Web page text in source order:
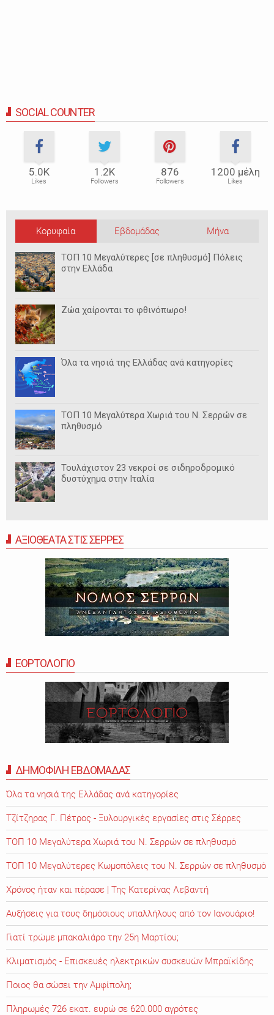
SOCIAL COUNTER
5.0Κ
Likes
1.2Κ
Followers
876
Followers
1200 μέλη
Likes
Κορυφαία Εβδομάδας Μήνα
ΤΟΠ 10 Μεγαλύτερες [σε πληθυσμό] Πόλεις
στην Ελλάδα
Ζώα χαίρονται το φθινόπωρο!
Όλα τα νησιά της Ελλάδας ανά κατηγορίες
ΤΟΠ 10 Μεγαλύτερα Χωριά του Ν. Σερρών σε
πληθυσμό
Τουλάχιστον 23 νεκροί σε σιδηροδρομικό
δυστύχημα στην Ιταλία
ΑΞΙΟΘΕΑΤΑ ΣΤΙΣ ΣΕΡΡΕΣ
ΕΟΡΤΟΛΟΓΙΟ
ΔΗΜΟΦΙΛΗ ΕΒΔΟΜΑΔΑΣ
Όλα τα νησιά της Ελλάδας ανά κατηγορίες
Τζίτζηρας Γ. Πέτρος - Ξυλουργικές εργασίες στις Σέρρες
ΤΟΠ 10 Μεγαλύτερα Χωριά του Ν. Σερρών σε πληθυσμό
ΤΟΠ 10 Μεγαλύτερες Κωμοπόλεις του Ν. Σερρών σε πληθυσμό
Χρόνος ήταν και πέρασε | Της Κατερίνας Λεβαντή
Αυξήσεις για τους δημόσιους υπαλλήλους από τον Ιανουάριο!
Γιατί τρώμε μπακαλιάρο την 25η Μαρτίου;
Κλιματισμός - Επισκευές ηλεκτρικών συσκευών Μπραϊκίδης
Ποιος θα σώσει την Αμφίπολη;
Πληρωμές 726 εκατ. ευρώ σε 620.000 αγρότες